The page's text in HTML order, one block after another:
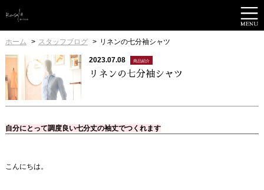
ホーム スタッフブログ リネンの七分袖シャツ
2023.07.08 商品紹介
リネンの七分袖シャツ
自分にとって調度良い七分丈の袖丈でつくれます
こんにちは。